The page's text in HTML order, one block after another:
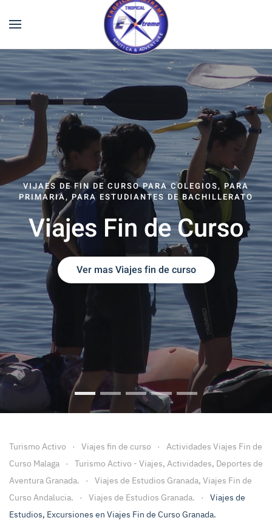
VIJAES DE FIN DE CURSO PARA COLEGIOS, PARA
PRIMARIA, PARA ESTUDIANTES DE BACHILLERATO
Viajes Fin de Curso
Ver mas Viajes fin de curso
Viajes Fin de Curso
Viajes fin de Curso Granada
Viajes Fin de Curso Malaga
Viaje fin de curso a
Viajes Fin de
Turismo Activo Viajes fin de curso
Actividades Viajes Fin de
Curso Malaga
Turismo Activo - Viajes, Actividades, Deportes de
Aventura Granada.
Viajes de Estudios Granada, Viajes Fin de
Curso Andalucia.
Viajes de Estudios Granada.
Viajes de
Estudios, Excursiones en Viajes Fin de Curso Granada.